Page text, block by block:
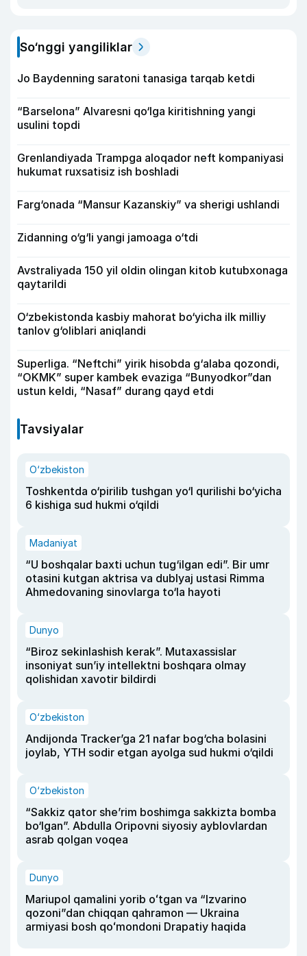
So‘nggi yangiliklar
Jo Baydenning saratoni tanasiga tarqab ketdi
“Barselona” Alvaresni qo‘lga kiritishning yangi
usulini topdi
Grenlandiyada Trampga aloqador neft kompaniyasi
hukumat ruxsatisiz ish boshladi
Farg‘onada “Mansur Kazanskiy” va sherigi ushlandi
Zidanning o‘g‘li yangi jamoaga o‘tdi
Avstraliyada 150 yil oldin olingan kitob kutubxonaga
qaytarildi
O‘zbekistonda kasbiy mahorat bo‘yicha ilk milliy
tanlov g‘oliblari aniqlandi
Superliga. “Neftchi” yirik hisobda g‘alaba qozondi,
“OKMK” super kambek evaziga “Bunyodkor”dan
ustun keldi, “Nasaf” durang qayd etdi
Tavsiyalar
O‘zbekiston
Toshkentda o‘pirilib tushgan yo‘l qurilishi bo‘yicha
6 kishiga sud hukmi o‘qildi
Madaniyat
“U boshqalar baxti uchun tug‘ilgan edi”. Bir umr
otasini kutgan aktrisa va dublyaj ustasi Rimma
Ahmedovaning sinovlarga to‘la hayoti
Dunyo
“Biroz sekinlashish kerak”. Mutaxassislar
insoniyat sun’iy intellektni boshqara olmay
qolishidan xavotir bildirdi
O‘zbekiston
Andijonda Tracker’ga 21 nafar bog‘cha bolasini
joylab, YTH sodir etgan ayolga sud hukmi o‘qildi
O‘zbekiston
“Sakkiz qator she’rim boshimga sakkizta bomba
bo‘lgan”. Abdulla Oripovni siyosiy ayblovlardan
asrab qolgan voqea
Dunyo
Mariupol qamalini yorib oʻtgan va “Izvarino
qozoni”dan chiqqan qahramon — Ukraina
armiyasi bosh qoʻmondoni Drapatiy haqida